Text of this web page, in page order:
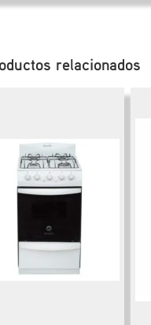
relacionados